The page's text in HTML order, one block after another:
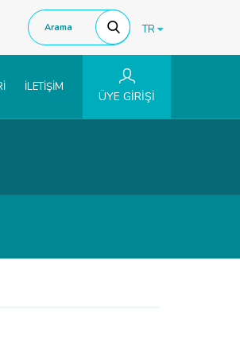
TR
İLETİŞİM
ÜYE GİRİŞİ